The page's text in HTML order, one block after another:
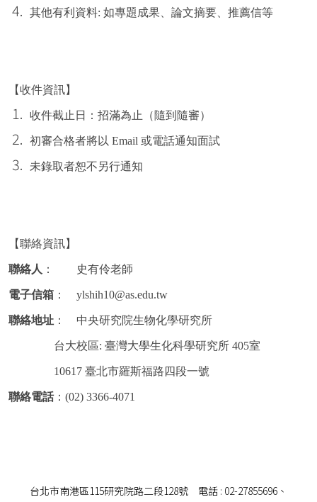
其他有利資料: 如專題成果、論文摘要、推薦信等
【收件資訊】
收件截止日：招滿為止（隨到隨審）
初審合格者將以 Email 或電話通知面試
未錄取者恕不另行通知
【聯絡資訊】
聯絡人 ： 史有伶老師
電子信箱 ： ylshih10@as.edu.tw
聯絡地址 ： 中央研究院生物化學研究所
台大校區: 臺灣大學生化科學研究所 405室
10617 臺北市羅斯福路四段一號
聯絡電話：(02) 3366-4071
台北市南港區115研究院路二段128號 電話 : 02-27855696、